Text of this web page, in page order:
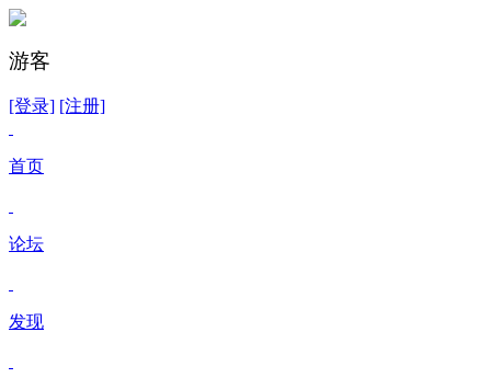
游客
[登录] [注册]
首页
论坛
发现